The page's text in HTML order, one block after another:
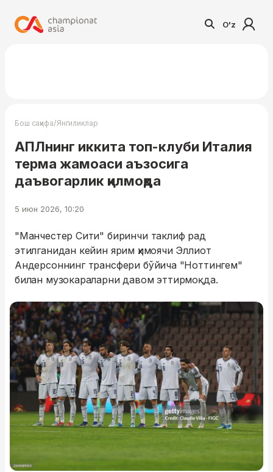
O'z
Бош саҳифа/Янгиликлар
АПЛнинг иккита топ-клуби Италия
терма жамоаси аъзосига
даъвогарлик қилмоқда
5 июн 2026, 10:20
"Манчестер Сити" биринчи таклиф рад
этилганидан кейин ярим ҳимоячи Эллиот
Андерсоннинг трансфери бўйича "Ноттингем"
билан музокараларни давом эттирмоқда.